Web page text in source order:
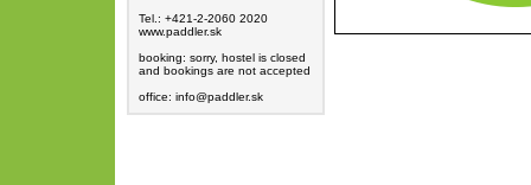
Tel.: +421-2-2060 2020
www.paddler.sk
booking: sorry, hostel is closed
and bookings are not accepted
office: info@paddler.sk